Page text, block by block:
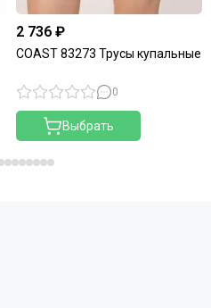
2 736 ₽
COAST 83273 Трусы купальные
0
Выбрать